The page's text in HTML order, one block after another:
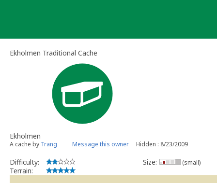
Ekholmen Traditional Cache
Ekholmen
A cache by Trang Message this owner Hidden : 8/23/2009
Difficulty:
Terrain:
Size: (small)